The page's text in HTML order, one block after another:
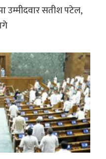
उम्मीदवार सतीश पटेल,